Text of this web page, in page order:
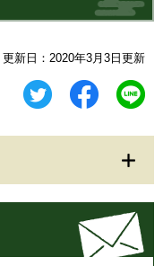
更新日：2020年3月3日更新